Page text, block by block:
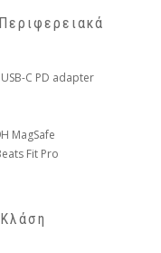
C PD adapter
MagSafe
Fit Pro